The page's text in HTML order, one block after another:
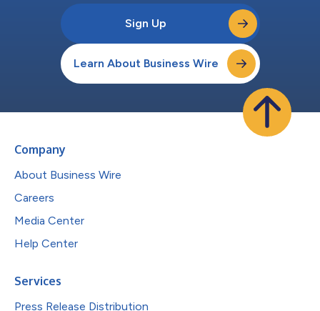
Sign Up
Learn About Business Wire
Company
About Business Wire
Careers
Media Center
Help Center
Services
Press Release Distribution